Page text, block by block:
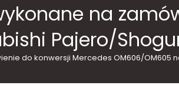
na
Pajero/
do konwersji Mercedes OM606/OM605